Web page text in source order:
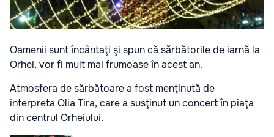
Oamenii sunt încântaţi şi spun că sărbătorile de iarnă la
Orhei, vor fi mult mai frumoase în acest an.
Atmosfera de sărbătoare a fost menţinută de
interpreta Olia Tira, care a susţinut un concert în piaţa
din centrul Orheiului.